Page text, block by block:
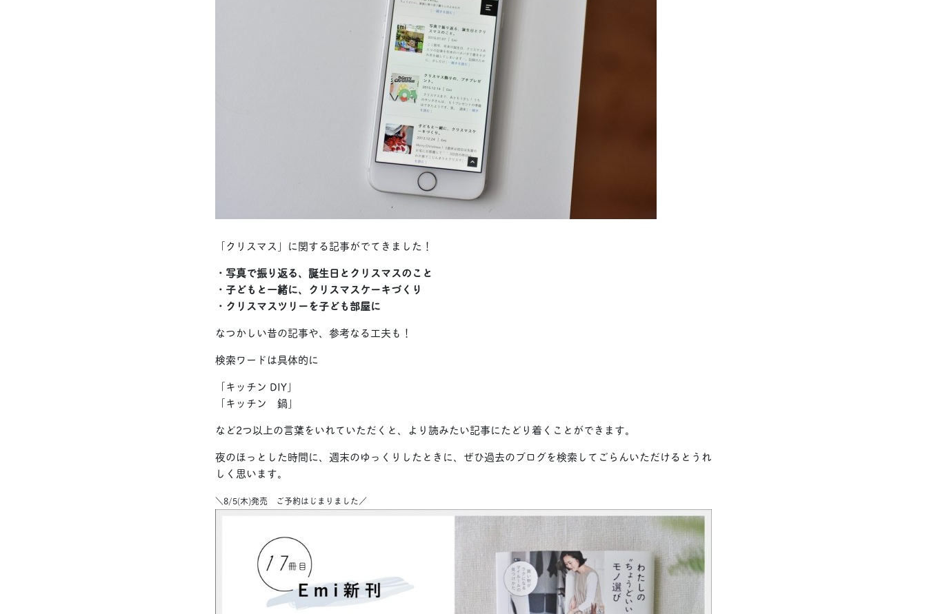
「クリスマス」に関する記事がでてきました！
・写真で振り返る、誕生日とクリスマスのこと
・子どもと一緒に、クリスマスケーキづくり
・クリスマスツリーを子ども部屋に
なつかしい昔の記事や、参考なる工夫も！
検索ワードは具体的に
「キッチン DIY」
「キッチン 鍋」
など2つ以上の言葉をいれていただくと、より読みたい記事にたどり着くことができます。
夜のほっとした時間に、週末のゆっくりしたときに、ぜひ過去のブログを検索してごらんいただけるとうれ
しく思います。
＼8/5(木)発売 ご予約はじまりました／